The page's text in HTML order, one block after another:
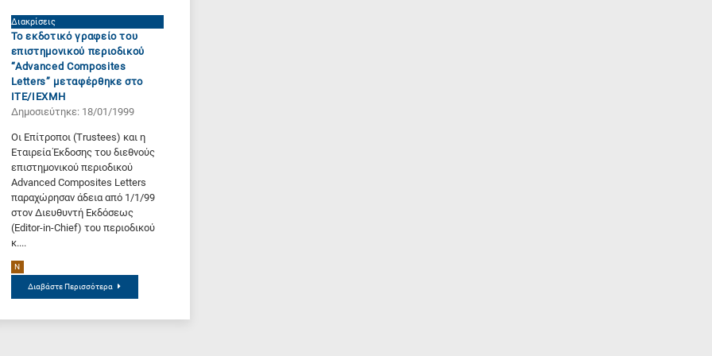
Διακρίσεις
Το εκδοτικό γραφείο του
επιστημονικού περιοδικού
“Advanced Composites
Letters” μεταφέρθηκε στο
ΙΤΕ/ΙΕΧΜΗ
Δημοσιεύτηκε: 18/01/1999
Οι Επίτροποι (Trustees) και η
Εταιρεία Έκδοσης του διεθνούς
επιστημονικού περιοδικού
Advanced Composites Letters
παραχώρησαν άδεια από 1/1/99
στον Διευθυντή Εκδόσεως
(Editor-in-Chief) του περιοδικού
κ....
N
Διαβάστε Περισσότερα